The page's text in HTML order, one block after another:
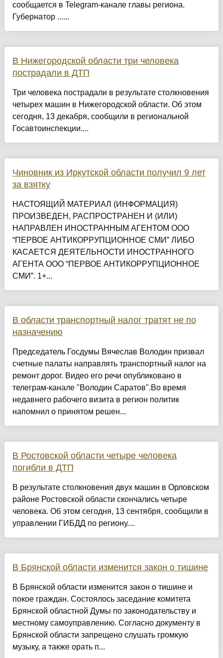
сообщается в Telegram-канале главы региона.
Губернатор ......
В Нижегородской области три человека
пострадали в ДТП
Три человека пострадали в результате столкновения
четырех машин в Нижегородской области. Об этом
сегодня, 13 декабря, сообщили в региональной
Госавтоинспекции....
Чиновник из Иркутской области получил 9 лет
за взятку
НАСТОЯЩИЙ МАТЕРИАЛ (ИНФОРМАЦИЯ)
ПРОИЗВЕДЕН, РАСПРОСТРАНЕН И (ИЛИ)
НАПРАВЛЕН ИНОСТРАННЫМ АГЕНТОМ ООО
“ПЕРВОЕ АНТИКОРРУПЦИОННОЕ СМИ” ЛИБО
КАСАЕТСЯ ДЕЯТЕЛЬНОСТИ ИНОСТРАННОГО
АГЕНТА ООО “ПЕРВОЕ АНТИКОРРУПЦИОННОЕ
СМИ”. 1+...
В области транспортный налог тратят не по
назначению
Председатель Госдумы Вячеслав Володин призвал
счетные палаты направлять транспортный налог на
ремонт дорог. Видео его речи опубликовано в
телеграм-канале "Володин Саратов".Во время
недавнего рабочего визита в регион политик
напомнил о принятом решен...
В Ростовской области четыре человека
погибли в ДТП
В результате столкновения двух машин в Орловском
районе Ростовской области скончались четыре
человека. Об этом сегодня, 13 сентября, сообщили в
управлении ГИБДД по региону....
В Брянской области изменится закон о тишине
В Брянской области изменится закон о тишине и
покое граждан. Состоялось заседание комитета
Брянской областной Думы по законодательству и
местному самоуправлению. Согласно документу в
Брянской области запрещено слушать громкую
музыку, а также орать п...